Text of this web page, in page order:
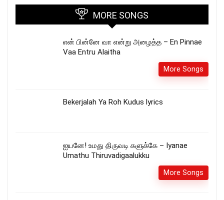
MORE SONGS
என் பின்னே வா என்று அழைத்த – En Pinnae
Vaa Entru Alaitha
More Songs
Bekerjalah Ya Roh Kudus lyrics
ஐயனே! உமது திருவடி களுக்கே – Iyanae
Umathu Thiruvadigaalukku
More Songs